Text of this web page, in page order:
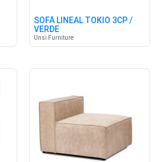
SOFÁ LINEAL TOKIO 3CP /
VERDE
Unsi Furniture